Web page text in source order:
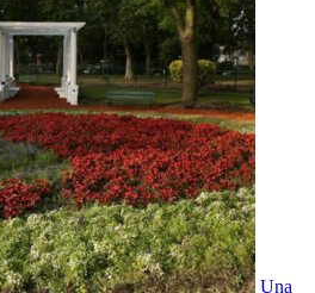
Una